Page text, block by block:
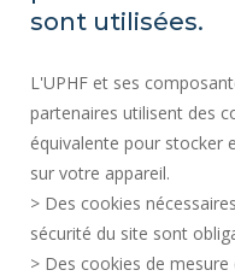
MAPA DEL SITIO
ACCESIBILIDAD
INFORMACIÓN LEGAL
CONTACTOS
SERVICIOS PÚBLICOS +
CRÉDITOS
sont utilisées.
L'UPHF et ses
partenaires utilisent des
équivalente pour stocker
sur votre appareil.
> Des cookies
sécurité du site sont
> Des cookies de